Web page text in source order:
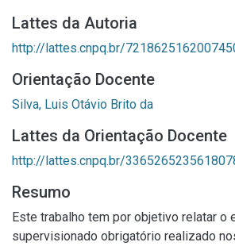
Lattes da Autoria
http://lattes.cnpq.br/
Orientação Docente
Silva, Luis Otávio Brito da
Lattes da Orientação Docente
http://lattes.cnpq.br/
Resumo
Este trabalho tem por objetivo relatar o
supervisionado obrigatório realizado